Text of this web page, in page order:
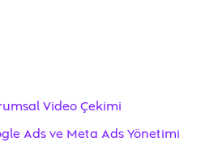
Video Çekimi
Ads ve Meta Ads Yönetimi